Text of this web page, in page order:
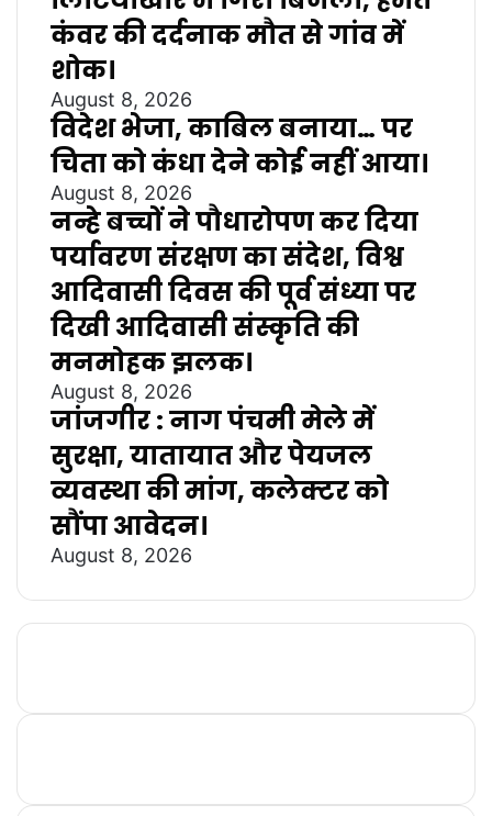
कंवर की दर्दनाक मौत से गांव में
शोक।
August 8, 2026
विदेश भेजा, काबिल बनाया… पर
चिता को कंधा देने कोई नहीं आया।
August 8, 2026
नन्हे बच्चों ने पौधारोपण कर दिया
पर्यावरण संरक्षण का संदेश, विश्व
आदिवासी दिवस की पूर्व संध्या पर
दिखी आदिवासी संस्कृति की
मनमोहक झलक।
August 8, 2026
जांजगीर : नाग पंचमी मेले में
सुरक्षा, यातायात और पेयजल
व्यवस्था की मांग, कलेक्टर को
सौंपा आवेदन।
August 8, 2026